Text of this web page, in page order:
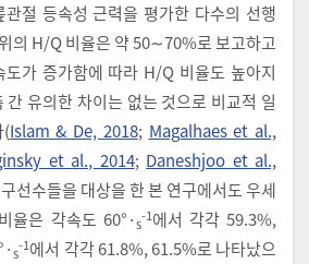
절 등속성 근력을 평가한 다수의 선행
의 H/Q 비율은 약 50∼70%로 보고하고
도가 증가함에 따라 H/Q 비율도 높아지
간 유의한 차이는 없는 것으로 비교적 일
(Islam & De, 2018; Magalhaes et al.,
et al., 2014; Daneshjoo et al.,
선수들을 대상을 한 본 연구에서도 우세
율은 각속도 60°·s
-1에서 각각 59.3%,
s
-1에서 각각 61.8%, 61.5%로 나타났으